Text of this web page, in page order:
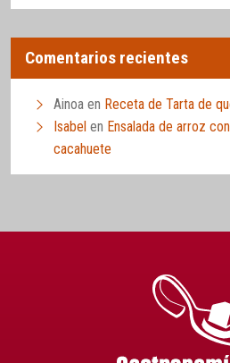
Comentarios recientes
Ainoa en Receta de Tarta de
Isabel en Ensalada de arroz
cacahuete